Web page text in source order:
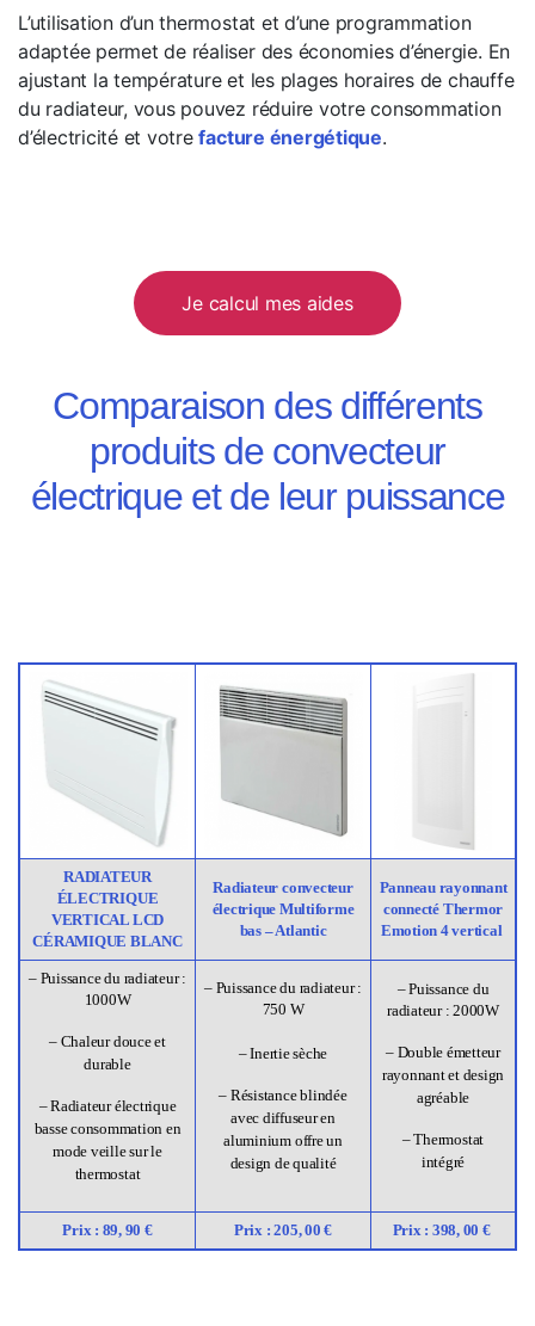
L’utilisation d’un thermostat et d’une programmation
adaptée permet de réaliser des économies d’énergie. En
ajustant la température et les plages horaires de chauffe
du radiateur, vous pouvez réduire votre consommation
d’électricité et votrefacture énergétique.
Je calcul mes aides
Comparaison des différents
produits de convecteur
électrique et de leur puissance
RADIATEUR
ÉLECTRIQUE
VERTICAL LCD
CÉRAMIQUE BLANC
Radiateur convecteur
électrique Multiforme
bas – Atlantic
Panneau rayonnant
connecté Thermor
Emotion 4 vertical
– Puissance du radiateur :
1000W
– Chaleur douce et
durable
– Radiateur électrique
basse consommation en
mode veille sur le
thermostat
– Puissance du radiateur :
750 W
– Inertie sèche
– Résistance blindée
avec diffuseur en
aluminium offre un
design de qualité
– Puissance du
radiateur : 2000W
– Double émetteur
rayonnant et design
agréable
– Thermostat
intégré
Prix : 89, 90 € Prix : 205, 00 € Prix : 398, 00 €